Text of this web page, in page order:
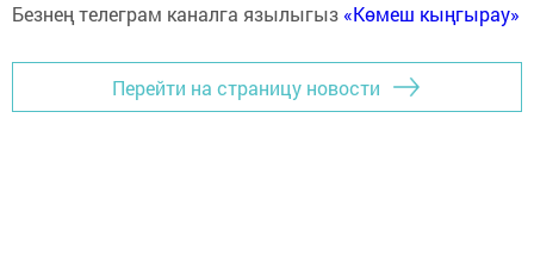
Безнең телеграм каналга язылыгыз «Көмеш кыңгырау»
Перейти на страницу новости